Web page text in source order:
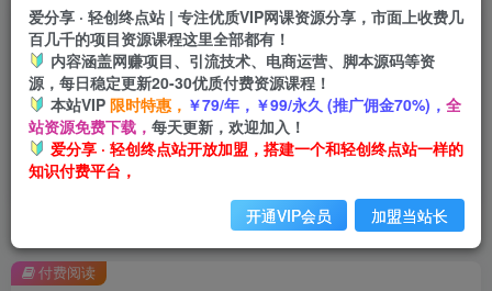
加入会员享受权益福利
付费阅读
爱分享 · 轻创终点站 | 专注优质VIP网课资源分享，市面上收费几
百几千的项目资源课程这里全部都有！
内容涵盖网赚项目、引流技术、电商运营、脚本源码等资
源，每日稳定更新20-30优质付费资源课程！
本站VIP 限时特惠， ￥79/年，￥99/永久 (推广佣金70%)， 全
站资源免费下载， 每天更新，欢迎加入！
爱分享 · 轻创终点站开放加盟，搭建一个和轻创终点站一样的
知识付费平台，
开通VIP会员 加盟当站长